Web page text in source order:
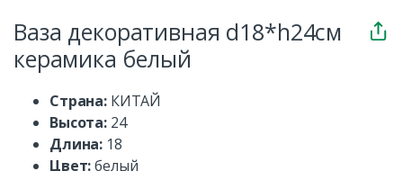
Ваза декоративная d18*h24см
керамика белый
Страна: КИТАЙ
Высота: 24
Длина: 18
Цвет:белый